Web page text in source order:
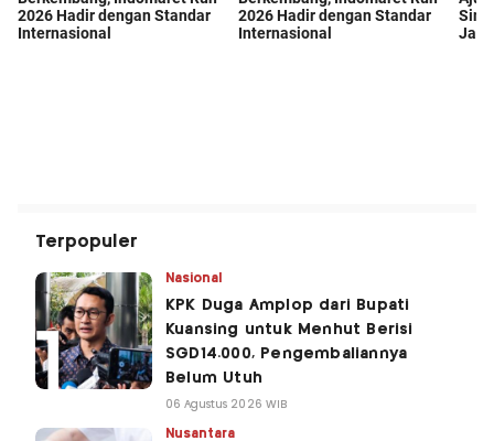
Terpopuler
Nasional
KPK Duga Amplop dari Bupati
Kuansing untuk Menhut Berisi
SGD14.000, Pengembaliannya
Belum Utuh
06 Agustus 2026 WIB
Nusantara